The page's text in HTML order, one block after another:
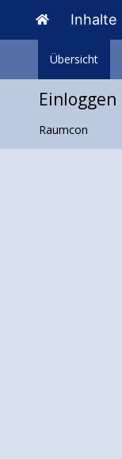
Inhalte
Übersicht
Einloggen
Raumcon